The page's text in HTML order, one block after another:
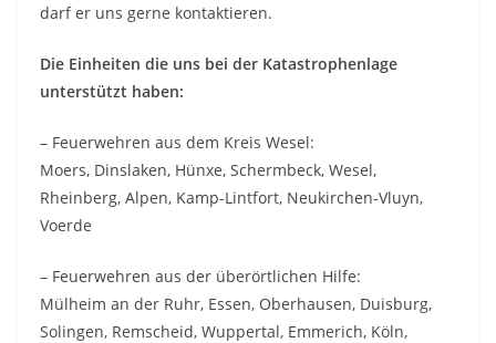
darf er uns gerne kontaktieren.
Die Einheiten die uns bei der Katastrophenlage
unterstützt haben:
– Feuerwehren aus dem Kreis Wesel:
Moers, Dinslaken, Hünxe, Schermbeck, Wesel,
Rheinberg, Alpen, Kamp-Lintfort, Neukirchen-Vluyn,
Voerde
– Feuerwehren aus der überörtlichen Hilfe:
Mülheim an der Ruhr, Essen, Oberhausen, Duisburg,
Solingen, Remscheid, Wuppertal, Emmerich, Köln,